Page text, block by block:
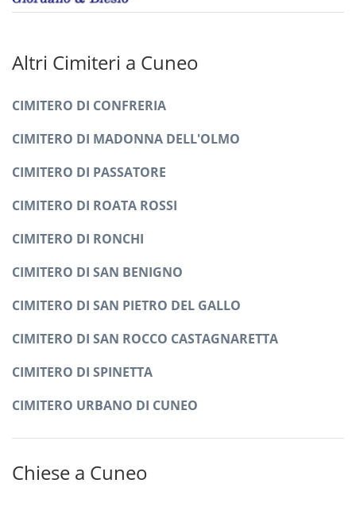
Altri Cimiteri a Cuneo
CIMITERO DI CONFRERIA
CIMITERO DI MADONNA DELL'OLMO
CIMITERO DI PASSATORE
CIMITERO DI ROATA ROSSI
CIMITERO DI RONCHI
CIMITERO DI SAN BENIGNO
CIMITERO DI SAN PIETRO DEL GALLO
CIMITERO DI SAN ROCCO CASTAGNARETTA
CIMITERO DI SPINETTA
CIMITERO URBANO DI CUNEO
Chiese a Cuneo
ai parenti tutti.